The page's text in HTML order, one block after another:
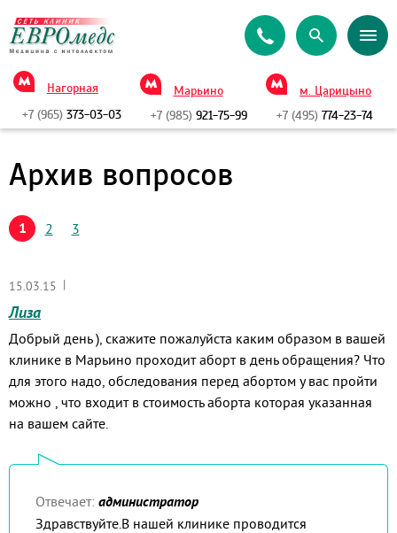
Нагорная
+7 (965) 373-03-03
Марьино
+7 (985)921-75-99
м. Царицыно
+7 (495) 774-23-74
Архив вопросов
1 2 3
15.03.15 |
Лиза
Добрый день ), скажите пожалуйста каким образом в вашей
клинике в Марьино проходит аборт в день обращения? Что
для этого надо, обследования перед абортом у вас пройти
можно , что входит в стоимость аборта которая указанная
на вашем сайте.
Отвечает: администратор
Здравствуйте.В нашей клинике проводится